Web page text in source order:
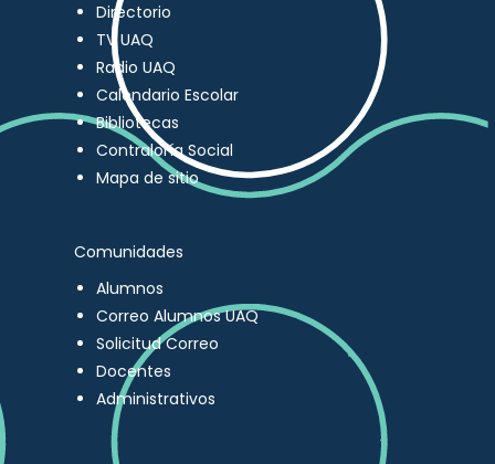
Directorio
TV UAQ
Radio UAQ
Calendario Escolar
Bibliotecas
Contraloría Social
Mapa de sitio
Comunidades
Alumnos
Correo Alumnos UAQ
Solicitud Correo
Docentes
Administrativos